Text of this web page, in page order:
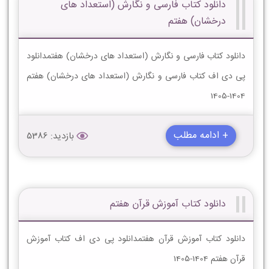
دانلود کتاب فارسی و نگارش (استعداد های
درخشان) هفتم
دانلود کتاب فارسی و نگارش (استعداد های درخشان) هفتمدانلود
پی دی اف کتاب فارسی و نگارش (استعداد های درخشان) هفتم
1404-1405
+ ادامه مطلب بازدید: 5386
دانلود کتاب آموزش قرآن هفتم
دانلود کتاب آموزش قرآن هفتمدانلود پی دی اف کتاب آموزش
قرآن هفتم 1404-1405